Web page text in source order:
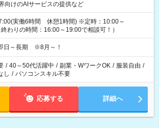
向けのAIサービスの提供など
実働6時間 休憩1時間) ※定時：10:00～
わりの時間：16:00～19:00で相談可！）
日～長期 ※8月～！
/ 40～50代活躍中 / 副業・WワークOK / 服装自由 /
し / パソコンスキル不要
応募する 詳細へ